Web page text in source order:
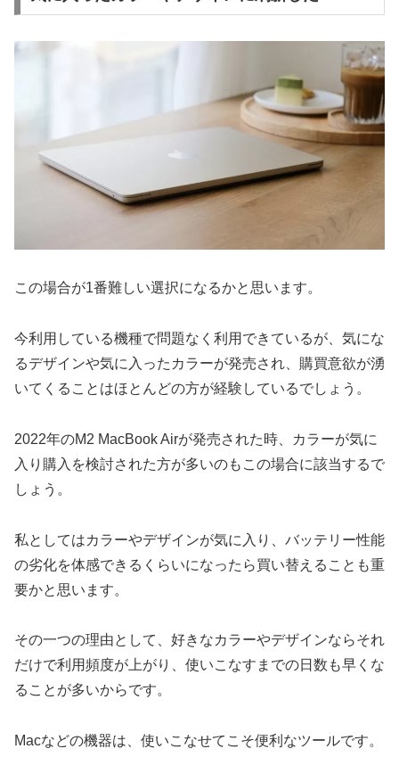
この場合が1番難しい選択になるかと思います。
今利用している機種で問題なく利用できているが、気にな
るデザインや気に入ったカラーが発売され、購買意欲が湧
いてくることはほとんどの方が経験しているでしょう。
2022年のM2 MacBook Airが発売された時、カラーが気に
入り購入を検討された方が多いのもこの場合に該当するで
しょう。
私としてはカラーやデザインが気に入り、バッテリー性能
の劣化を体感できるくらいになったら買い替えることも重
要かと思います。
その一つの理由として、好きなカラーやデザインならそれ
だけで利用頻度が上がり、使いこなすまでの日数も早くな
ることが多いからです。
Macなどの機器は、使いこなせてこそ便利なツールです。